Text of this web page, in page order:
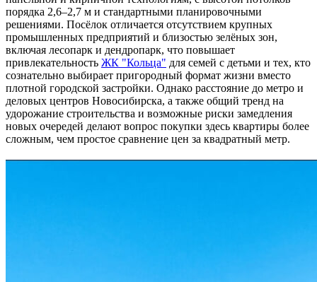
порядка 2,6–2,7 м и стандартными планировочными
решениями. Посёлок отличается отсутствием крупных
промышленных предприятий и близостью зелёных зон,
включая лесопарк и дендропарк, что повышает
привлекательность ЖК "Кольца" для семей с детьми и тех, кто
сознательно выбирает пригородный формат жизни вместо
плотной городской застройки. Однако расстояние до метро и
деловых центров Новосибирска, а также общий тренд на
удорожание строительства и возможные риски замедления
новых очередей делают вопрос покупки здесь квартиры более
сложным, чем простое сравнение цен за квадратный метр.